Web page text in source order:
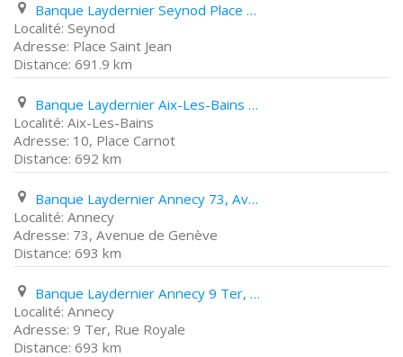
Banque Laydernier Seynod Place Saint Jean
Seynod
Place Saint Jean
691.9 km
Banque Laydernier Aix-Les-Bains 10, Place Carnot
Aix-Les-Bains
10, Place Carnot
692 km
Banque Laydernier Annecy 73, Avenue de Genève
Annecy
73, Avenue de Genève
693 km
Banque Laydernier Annecy 9 Ter, Rue Royale
Annecy
9 Ter, Rue Royale
693 km